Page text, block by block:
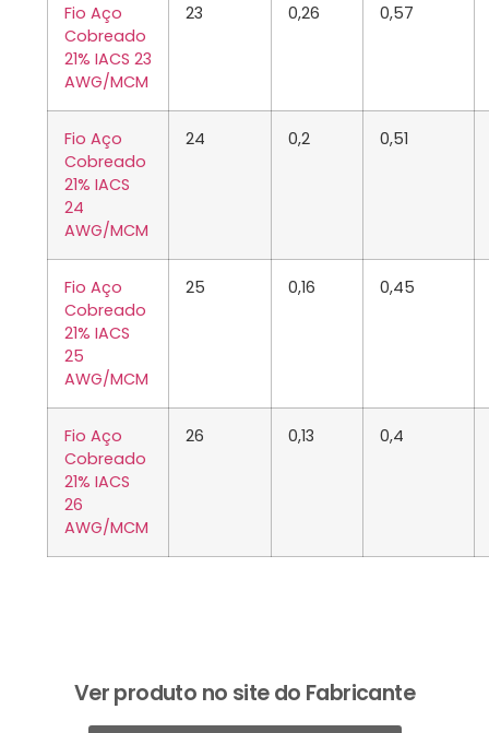
Fio Aço
Cobreado
21% IACS 23
AWG/MCM
23 0,26 0,57
Fio Aço
Cobreado
21% IACS
24
AWG/MCM
24 0,2 0,51
Fio Aço
Cobreado
21% IACS
25
AWG/MCM
25 0,16 0,45
Fio Aço
Cobreado
21% IACS
26
AWG/MCM
26 0,13 0,4
Ver produto no site do Fabricante